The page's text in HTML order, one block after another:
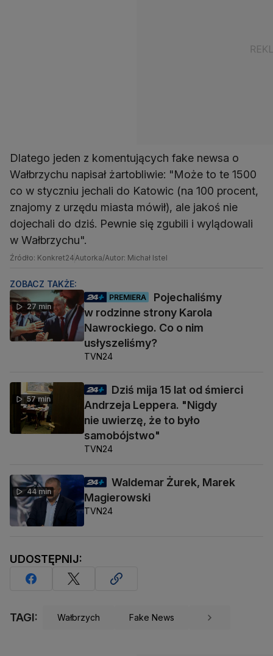
Dlatego jeden z komentujących fake newsa o
Wałbrzychu napisał żartobliwie: "Może to te 1500
co w styczniu jechali do Katowic (na 100 procent,
znajomy z urzędu miasta mówił), ale jakoś nie
dojechali do dziś. Pewnie się zgubili i wylądowali
w Wałbrzychu".
Źródło: Konkret24Autorka/Autor: Michał Istel
ZOBACZ TAKŻE:
27 min
PREMIERA
Pojechaliśmy
w rodzinne strony Karola
Nawrockiego. Co o nim
usłyszeliśmy?
TVN24
57 min
Dziś mija 15 lat od śmierci
Andrzeja Leppera. "Nigdy
nie uwierzę, że to było
samobójstwo"
TVN24
44 min
Waldemar Żurek, Marek
Magierowski
TVN24
UDOSTĘPNIJ:
TAGI: Wałbrzych Fake News